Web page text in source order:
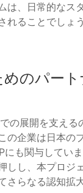
は、日常的なス
れることでしょう
めのパー
の展開を支える
の企業は日本の
にも関与してい
しし、本プロジ
さらなる認知拡